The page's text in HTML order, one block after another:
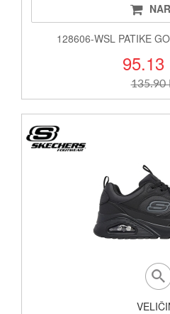
128606-WSL PATIKE
95.13
135.90